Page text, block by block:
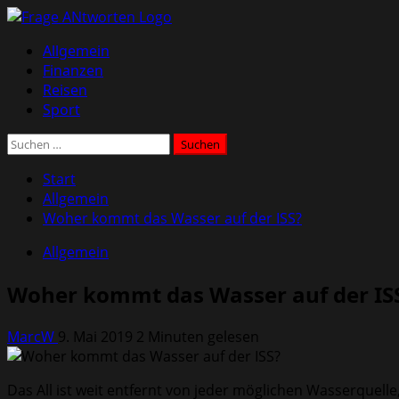
Zum
springen
Primäres
Menü
Allgemein
Finanzen
Reisen
Sport
Suchen
Start
Allgemein
Woher kommt das Wasser auf der ISS?
Allgemein
Woher kommt das Wasser auf der
MarcW 9. Mai 2019 2 Minuten gelesen
Das All ist weit entfernt von jeder möglichen